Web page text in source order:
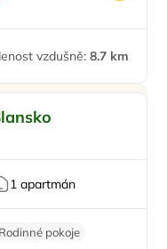
vzdušně: 8.7 km
1 apartmán
Rodinné pokoje